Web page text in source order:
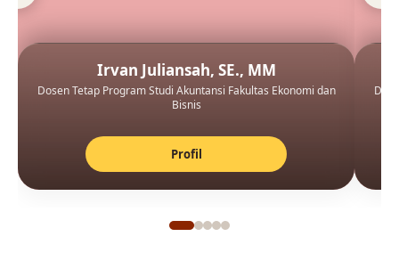
Irvan Juliansah, SE., MM
Dosen Tetap Program Studi Akuntansi Fakultas Ekonomi dan
Bisnis
Profil